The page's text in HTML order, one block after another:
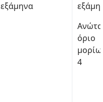
εξάμηνα
όριο
4